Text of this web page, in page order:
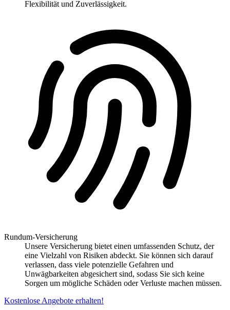
Flexibilität und Zuverlässigkeit.
Rundum-Versicherung
Unsere Versicherung bietet einen umfassenden Schutz, der
eine Vielzahl von Risiken abdeckt. Sie können sich darauf
verlassen, dass viele potenzielle Gefahren und
Unwägbarkeiten abgesichert sind, sodass Sie sich keine
Sorgen um mögliche Schäden oder Verluste machen müssen.
Kostenlose Angebote erhalten!